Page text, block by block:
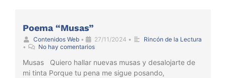
Poema “Musas”
Contenidos Web • 27/11/2024 •
Rincón de la Lectura
•
No hay comentarios
Musas Quiero hallar nuevas musas y desalojarte de
mi tinta Porque tu pena me sigue posando,